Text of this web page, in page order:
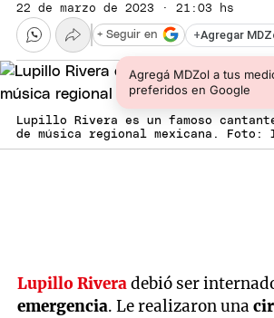
22 de marzo de 2023 · 21:03 hs
+Agregar
Agregá MDZol a tus
preferidos en Google
+ Seguir en
Lupillo Rivera es un famoso
de música regional mexicana. Foto:
Lupillo Riveradebió ser
emergencia. Le realizaron una